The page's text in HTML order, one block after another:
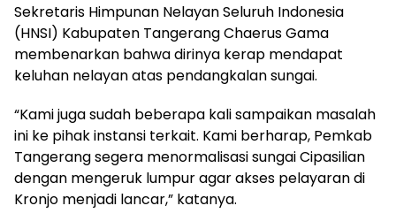
Sekretaris Himpunan Nelayan Seluruh Indonesia
(HNSI) Kabupaten Tangerang Chaerus Gama
membenarkan bahwa dirinya kerap mendapat
keluhan nelayan atas pendangkalan sungai.
“Kami juga sudah beberapa kali sampaikan masalah
ini ke pihak instansi terkait. Kami berharap, Pemkab
Tangerang segera menormalisasi sungai Cipasilian
dengan mengeruk lumpur agar akses pelayaran di
Kronjo menjadi lancar,” katanya.